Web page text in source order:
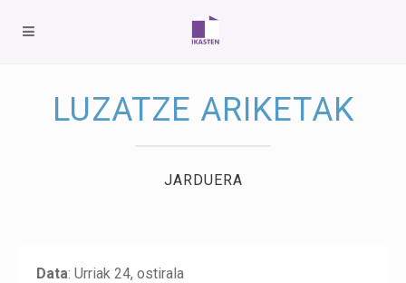
LUZATZE ARIKETAK
JARDUERA
Data: Urriak 24, ostirala